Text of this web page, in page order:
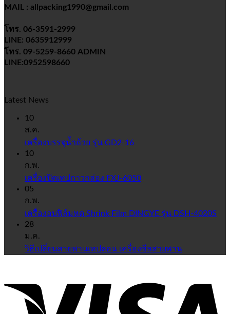
MAIL : allpacking1990@gmail.com
โทร. 06-3591-2999
LINE: 0635912999
โทร. 09-5259-8660 ADMIN
LINE:0952598660
Latest News
10
ส.ค.
เครื่องบรรจุน้ำถ้วย รุ่น GD2-16
10
ก.พ.
เครื่องปิดเทปกาวกล่อง FXJ-6050
05
ก.พ.
เครื่องอบฟิล์มหด Shrink Film DINGYE รุ่น DSH-4020S
28
ม.ค.
วิธีเปลี่ยนสายพานเทปลอน เครื่องซีลสายพาน